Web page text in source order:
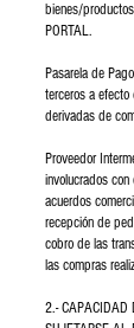
bienes/
PORTAL.
Pasarela de
terceros a efecto
derivadas de
Proveedor
involucrados
acuerdos
recepción de
cobro de las
las compras
2.- CAPACIDAD